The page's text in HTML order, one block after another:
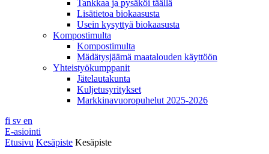
Tankkaa ja pysäköi täällä
Lisätietoa biokaasusta
Usein kysyttyä biokaasusta
Kompostimulta
Kompostimulta
Mädätysjäämä maatalouden käyttöön
Yhteistyökumppanit
Jätelautakunta
Kuljetusyritykset
Markkinavuoropuhelut 2025-2026
fi sv en
E-asiointi
Etusivu Kesäpiste Kesäpiste